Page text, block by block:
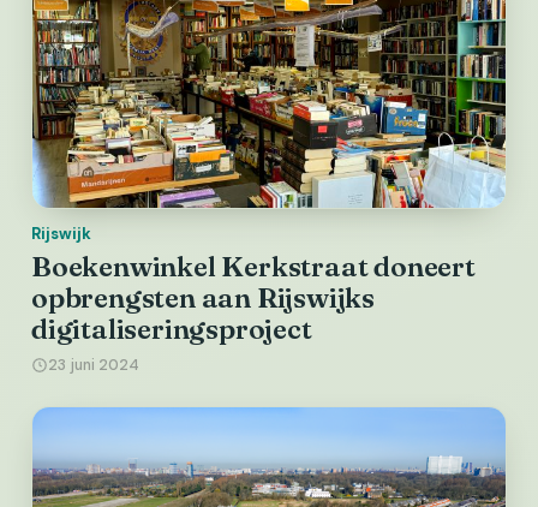
Rijswijk
Boekenwinkel Kerkstraat doneert
opbrengsten aan Rijswijks
digitaliseringsproject
23 juni 2024